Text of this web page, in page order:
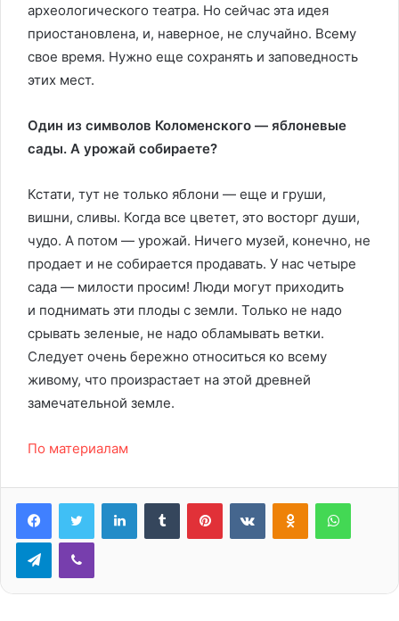
археологического театра. Но сейчас эта идея
приостановлена, и, наверное, не случайно. Всему
свое время. Нужно еще сохранять и заповедность
этих мест.
Один из символов Коломенского — яблоневые
сады. А урожай собираете?
Кстати, тут не только яблони — еще и груши,
вишни, сливы. Когда все цветет, это восторг души,
чудо. А потом — урожай. Ничего музей, конечно, не
продает и не собирается продавать. У нас четыре
сада — милости просим! Люди могут приходить
и поднимать эти плоды с земли. Только не надо
срывать зеленые, не надо обламывать ветки.
Следует очень бережно относиться ко всему
живому, что произрастает на этой древней
замечательной земле.
По материалам
LinkedInTumblr PinterestВконтактеОдноклассники
TelegramViber